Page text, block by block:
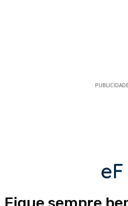
PUBLICIDADE
eF